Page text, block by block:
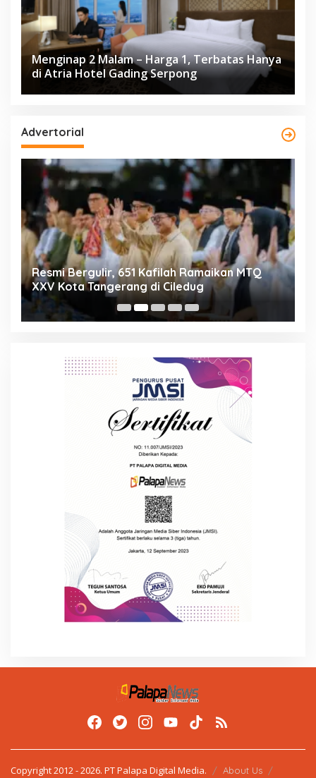
Menginap 2 Malam – Harga 1, Terbatas Hanya
di Atria Hotel Gading Serpong
Advertorial
Resmi Bergulir, 651 Kafilah Ramaikan MTQ
XXV Kota Tangerang di Ciledug
Copyright 2012 - 2026. PT Palapa Digital Media.
About Us